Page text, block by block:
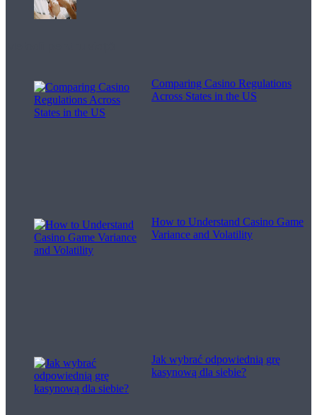
Comparing Casino Regulations
Across States in the US
How to Understand Casino Game
Variance and Volatility
Jak wybrać odpowiednią grę
kasynową dla siebie?